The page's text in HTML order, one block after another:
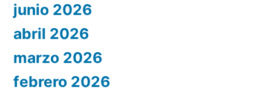
junio 2026
abril 2026
marzo 2026
febrero 2026